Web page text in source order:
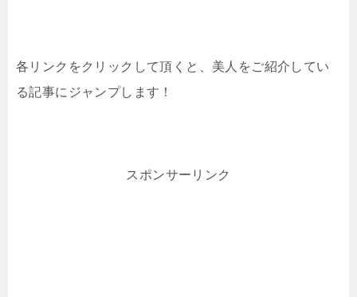
各リンクをクリックして頂くと、美人をご紹介してい
る記事にジャンプします！
スポンサーリンク